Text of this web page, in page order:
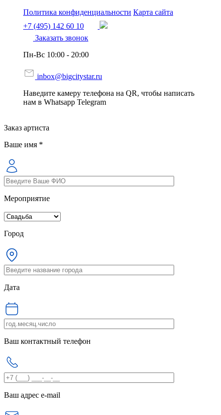
Политика конфиденциальности Карта сайта
+7 (495) 142 60 10
Заказать звонок
Пн-Вс 10:00 - 20:00
inbox@bigcitystar.ru
Наведите камеру телефона на QR, чтобы написать
нам в Whatsapp Telegram
Заказ артиста
Ваше имя *
Мероприятие
Город
Дата
Ваш контактный телефон
Ваш адрес e-mail